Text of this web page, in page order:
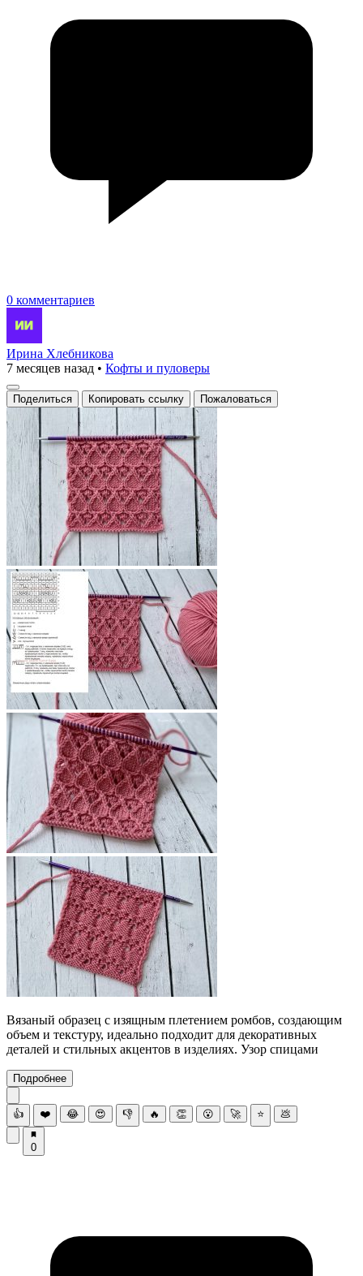
0 комментариев
Ирина Хлебникова
7 месяцев назад • Кофты и пуловеры
Поделиться Копировать ссылку Пожаловаться
Вязаный образец с изящным плетением ромбов, создающим
объем и текстуру, идеально подходит для декоративных
деталей и стильных акцентов в изделиях. Узор спицами
Подробнее
👍 ❤️ 😂 😍 👎 🔥 👏 😮 🚀 ⭐ 💩
0